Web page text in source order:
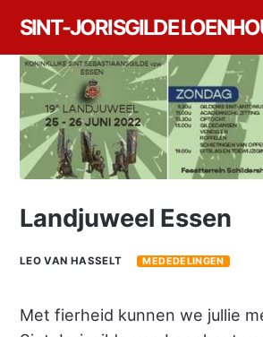
SINT-JORISGILDE
Landjuweel Essen
LEO VAN HASSELT MEDEDELINGEN
Met fierheid kunnen we jullie